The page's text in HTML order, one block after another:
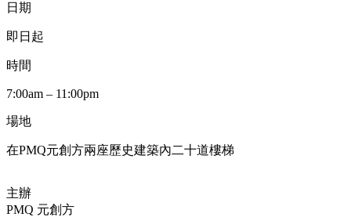
日期
即日起
時間
7:00am – 11:00pm
場地
在PMQ元創方兩座歷史建築內二十道樓梯
主辦
PMQ 元創方